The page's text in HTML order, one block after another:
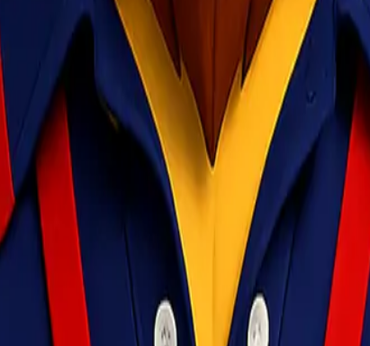
Konsultasikan kebutuhan pengiriman kamu bersama tim
sampai tujuan dengan aman dan tepat waktu.
ekspedisi cargo jakarta tanjung pinang lionel express